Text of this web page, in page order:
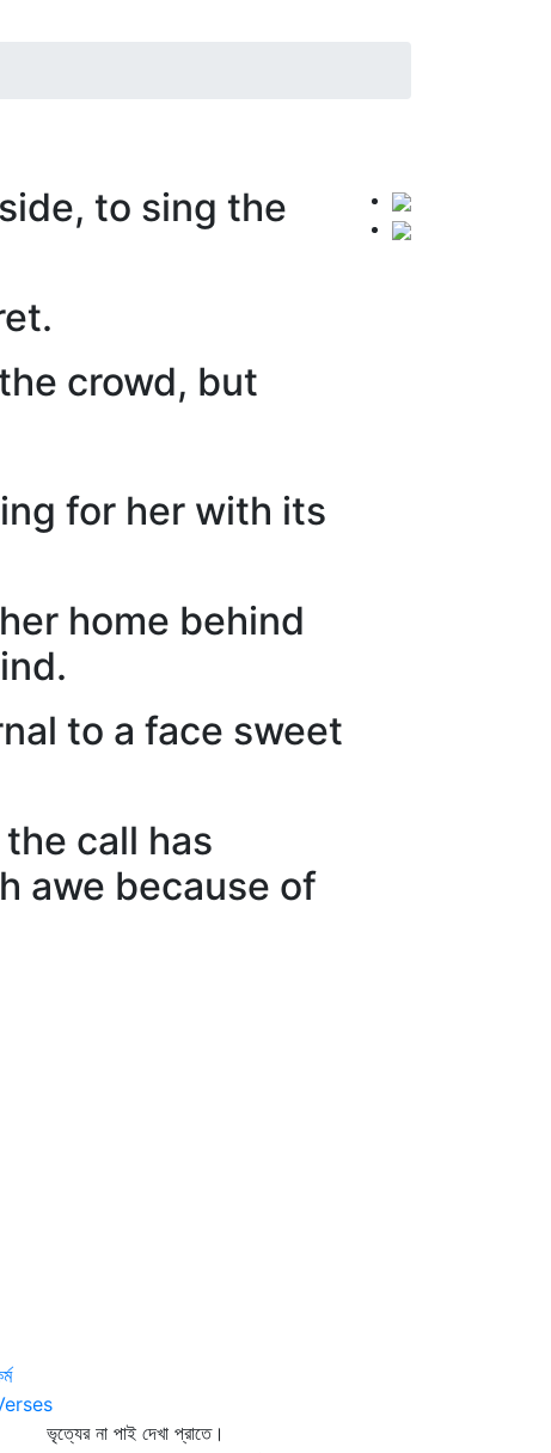
to sing the
crowd, but
for her with its
home behind
to a face sweet
call has
awe because of
ভৃত্যের না পাই দেখা প্রাতে।